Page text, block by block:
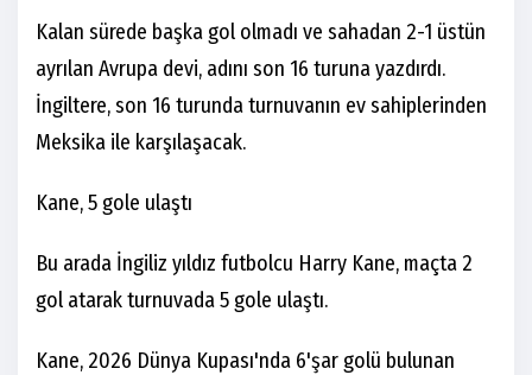
Kalan sürede başka gol olmadı ve sahadan 2-1 üstün
ayrılan Avrupa devi, adını son 16 turuna yazdırdı.
İngiltere, son 16 turunda turnuvanın ev sahiplerinden
Meksika ile karşılaşacak.
Kane, 5 gole ulaştı
Bu arada İngiliz yıldız futbolcu Harry Kane, maçta 2
gol atarak turnuvada 5 gole ulaştı.
Kane, 2026 Dünya Kupası'nda 6'şar golü bulunan